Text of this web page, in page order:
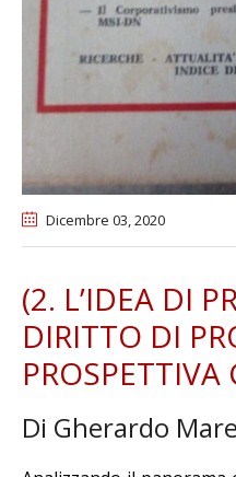
Dicembre 03, 2020
(2. L’IDEA DI
DIRITTO DI
PROSPETTIVA
Di Gherardo